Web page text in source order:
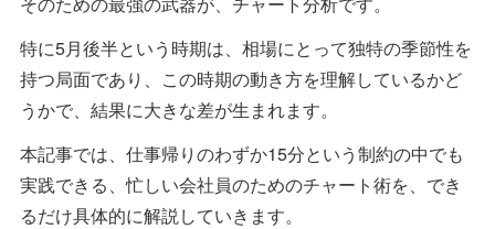
特に5月後半という時期は、相場にとって独特の季節性を
持つ局面であり、この時期の動き方を理解しているかど
うかで、結果に大きな差が生まれます。
本記事では、仕事帰りのわずか15分という制約の中でも
実践できる、忙しい会社員のためのチャート術を、でき
るだけ具体的に解説していきます。